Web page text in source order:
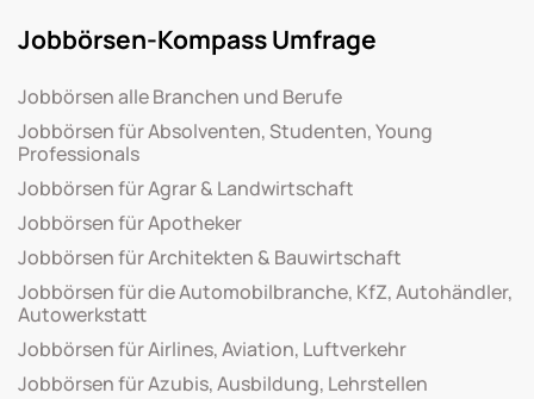
Jobbörsen-Kompass Umfrage
Jobbörsen alle Branchen und Berufe
Jobbörsen für Absolventen, Studenten, Young
Professionals
Jobbörsen für Agrar & Landwirtschaft
Jobbörsen für Apotheker
Jobbörsen für Architekten & Bauwirtschaft
Jobbörsen für die Automobilbranche, KfZ, Autohändler,
Autowerkstatt
Jobbörsen für Airlines, Aviation, Luftverkehr
Jobbörsen für Azubis, Ausbildung, Lehrstellen